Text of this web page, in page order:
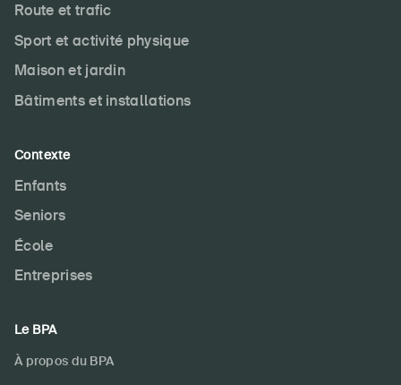
Route et trafic
Sport et activité physique
Maison et jardin
Bâtiments et installations
Contexte
Enfants
Seniors
École
Entreprises
Le BPA
À propos du BPA